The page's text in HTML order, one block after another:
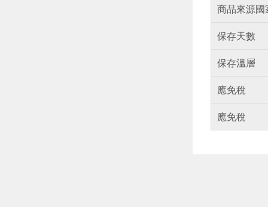
商品來源國
保存天數
保存溫層
應免稅
應免稅